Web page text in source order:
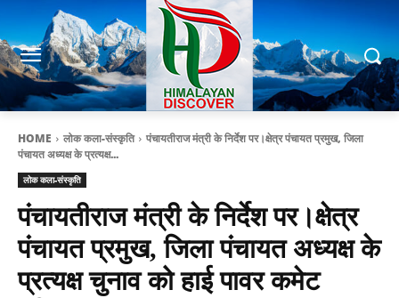
HOME लोक कला-संस्कृति
पंचायतीराज मंत्री के निर्देश पर।क्षेत्र पंचायत प्रमुख, जिला
पंचायत अध्यक्ष के प्रत्यक्ष...
लोक कला-संस्कृति
पंचायतीराज मंत्री के निर्देश पर।क्षेत्र
पंचायत प्रमुख, जिला पंचायत अध्यक्ष के
प्रत्यक्ष चुनाव को हाई पावर कमेट